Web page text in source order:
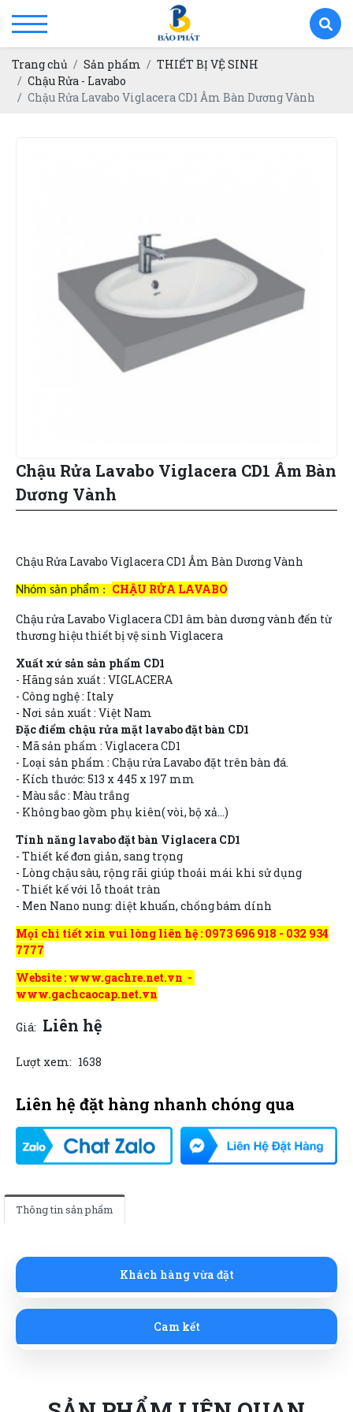
Trang chủ Sản phẩm
THIẾT BỊ VỆ SINH
Chậu Rửa - Lavabo
Chậu Rửa Lavabo Viglacera CD1 Âm Bàn Dương Vành
Chậu Rửa Lavabo Viglacera CD1 Âm Bàn
Dương Vành
Chậu Rửa Lavabo Viglacera CD1 Âm Bàn Dương Vành
Nhóm sản phẩm : CHẬU RỬA LAVABO
Chậu rửa Lavabo Viglacera CD1 âm bàn dương vành đến từ
thương hiệu thiết bị vệ sinh Viglacera
Xuất xứ sản sản phẩm CD1
- Hãng sản xuất : VIGLACERA
- Công nghệ : Italy
- Nơi sản xuất : Việt Nam
Đặc điểm chậu rửa mặt lavabo đặt bàn CD1
- Mã sản phẩm : Viglacera CD1
- Loại sản phẩm : Chậu rửa Lavabo đặt trên bàn đá.
- Kích thước: 513 x 445 x 197 mm
- Màu sắc : Màu trắng
- Không bao gồm phụ kiên( vòi, bộ xả...)
Tính năng lavabo đặt bàn Viglacera CD1
- Thiết kế đơn giản, sang trọng
- Lòng chậu sâu, rộng rãi giúp thoải mái khi sử dụng
- Thiết kế với lỗ thoát tràn
- Men Nano nung: diệt khuẩn, chống bám dính
Mọi chi tiết xin vui lòng liên hệ : 0973 696 918 - 032 934
7777
Website : www.gachre.net.vn -
www.gachcaocap.net.vn
Giá: Liên hệ
Lượt xem: 1638
Liên hệ đặt hàng nhanh chóng qua
Thông tin sản phẩm
Khách hàng vừa đặt
Cam kết